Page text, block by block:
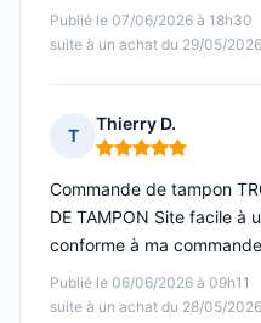
Publié le 07/06/2026 à 18h30
suite à un achat du 29/05/2026
T
Thierry D.
Note : 5 sur 5
Publié le 06/06/2026 à 09h11
suite à un achat du 28/05/2026
Commande de tampon
DE TAMPON Site facile à
conforme à ma